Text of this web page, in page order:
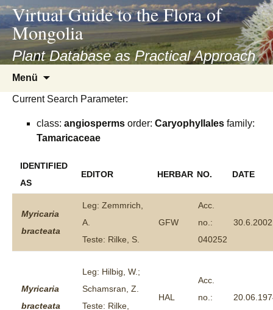
asyatv.net
asyatv.net
kitap
indir
toplist
ekle
Virtual Guide to the Flora of
Mongolia
Plant Database as Practical Approach
Menü
springen
Current Search Parameter:
class: angiosperms order: Caryophyllales family:
Tamaricaceae
IDENTIFIED
AS
EDITOR HERBAR NO. DATE
Myricaria
bracteata
Leg: Zemmrich,
A.
Teste: Rilke, S.
GFW
Acc.
no.:
040252
30.6.2002
Myricaria
bracteata
Leg: Hilbig, W.;
Schamsran, Z.
Teste: Rilke,
HAL
Acc.
no.: